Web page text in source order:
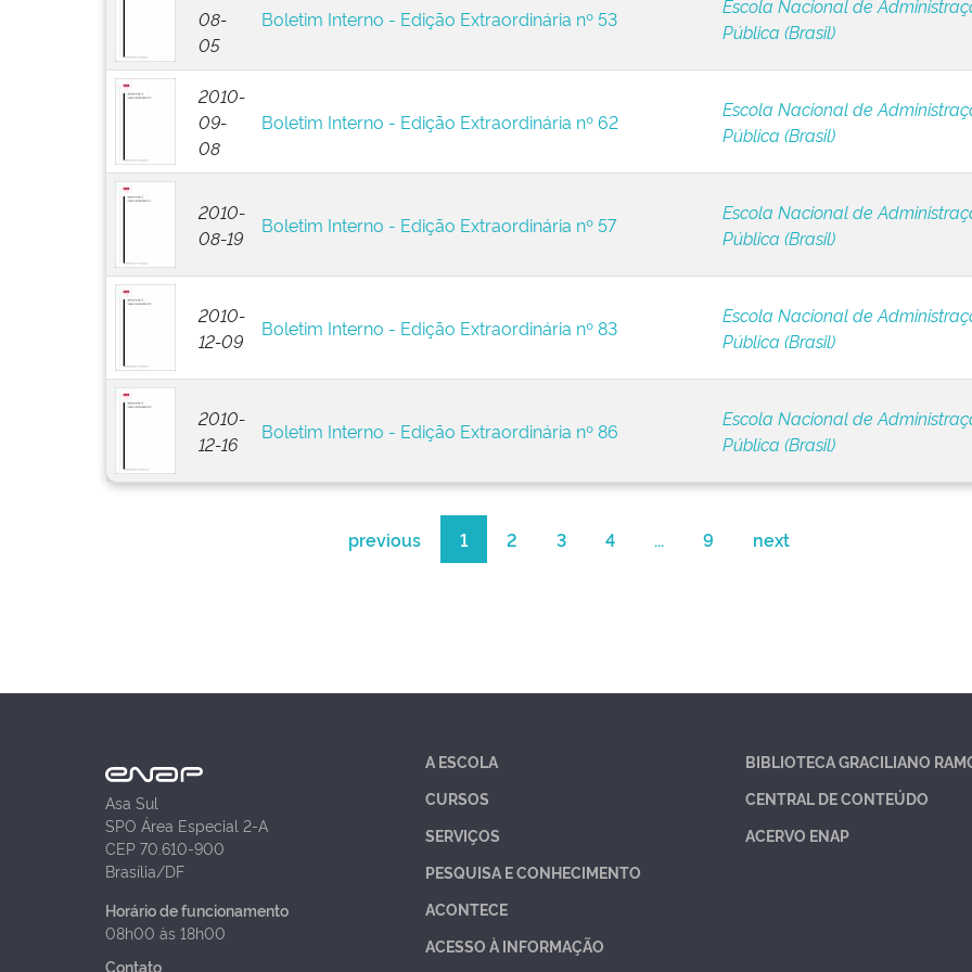
08-
05
Boletim Interno - Edição Extraordinária nº 53
Escola Nacional de
Pública (Brasil)
2010-
09-
08
Boletim Interno - Edição Extraordinária nº 62
Escola Nacional de
Pública (Brasil)
2010-
08-19
Boletim Interno - Edição Extraordinária nº 57
Escola Nacional de
Pública (Brasil)
2010-
12-09
Boletim Interno - Edição Extraordinária nº 83
Escola Nacional de
Pública (Brasil)
2010-
12-16
Boletim Interno - Edição Extraordinária nº 86
Escola Nacional de
Pública (Brasil)
previous 1 2 3 4 ... 9 next
Asa Sul
SPO Área Especial 2-A
CEP 70.610-900
Brasília/DF
Horário de funcionamento
08h00 às 18h00
Contato
A ESCOLA
CURSOS
SERVIÇOS
PESQUISA E CONHECIMENTO
ACONTECE
ACESSO À INFORMAÇÃO
BIBLIOTECA GRACILIANO
CENTRAL DE CONTEÚDO
ACERVO ENAP